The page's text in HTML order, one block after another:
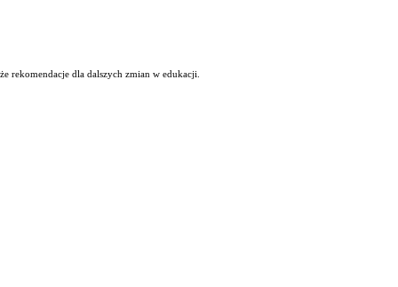
rekomendacje dla dalszych zmian w edukacji.